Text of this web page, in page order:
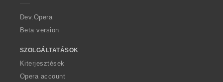
a
Dev.Opera
Beta version
SZOLGÁLTATÁSOK
Kiterjesztések
Opera account